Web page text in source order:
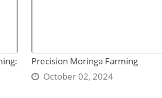
Precision Moringa Farming
October 02, 2024